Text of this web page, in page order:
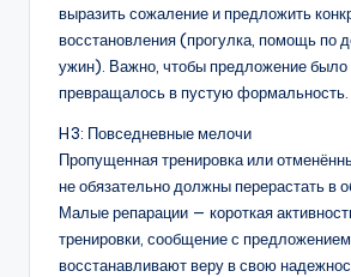
выразить сожаление и предложить
восстановления (прогулка, помощь по
ужин). Важно, чтобы предложение
превращалось в пустую формальность.
H3: Повседневные мелочи
Пропущенная тренировка или
не обязательно должны перерастать в
Малые репарации — короткая
тренировки, сообщение с
восстанавливают веру в свою